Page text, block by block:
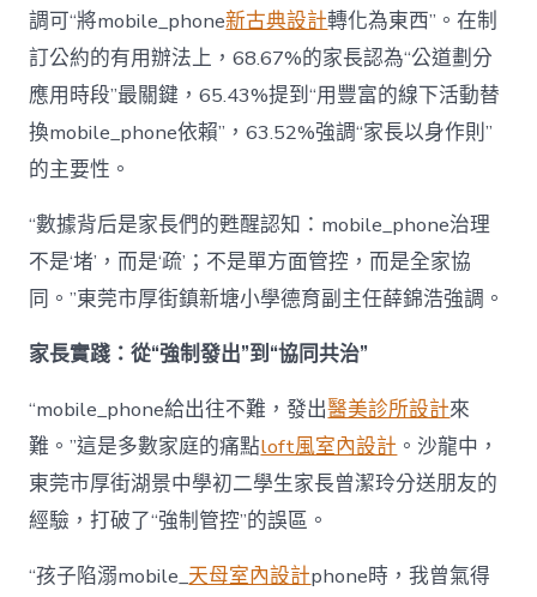
調可“將mobile_phone新古典設計轉化為東西”。在制
訂公約的有用辦法上，68.67%的家長認為“公道劃分
應用時段”最關鍵，65.43%提到“用豐富的線下活動替
換mobile_phone依賴”，63.52%強調“家長以身作則”
的主要性。
“數據背后是家長們的甦醒認知：mobile_phone治理
不是‘堵’，而是‘疏’；不是單方面管控，而是全家協
同。”東莞市厚街鎮新塘小學德育副主任薛錦浩強調。
家長實踐：從“強制發出”到“協同共治”
“mobile_phone給出往不難，發出醫美診所設計來
難。”這是多數家庭的痛點loft風室內設計 。沙龍中，
東莞市厚街湖景中學初二學生家長曾潔玲分送朋友的
經驗，打破了“強制管控”的誤區。
“孩子陷溺mobile_天母室內設計phone時，我曾氣得